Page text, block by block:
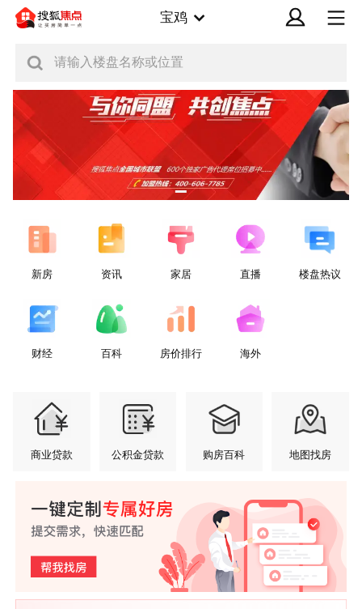
宝鸡
请输入楼盘名称或位置
新房 资讯 家居 直播 楼盘热议
财经 百科 房价排行 海外
商业贷款 公积金贷款 购房百科 地图找房